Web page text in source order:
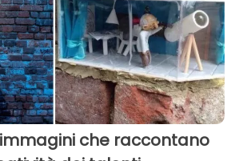
immagini che raccontano